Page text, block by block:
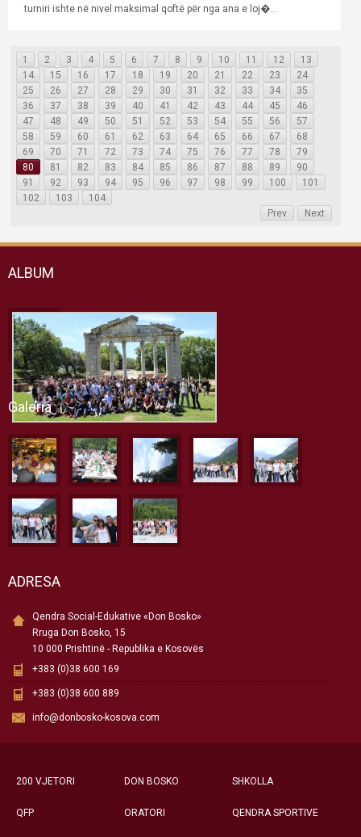
turniri ishte në nivel maksimal qoftë për nga ana e loj�...
1 2 3 4 5 6 7 8 9 10 11 12
13
14
15 16 17 18 19 20 21 22 23
24
25
26 27 28 29 30 31 32 33 34
35
36
37 38 39 40 41 42 43 44 45
46
47
48 49 50 51 52 53 54 55 56
57
58
59 60 61 62 63 64 65 66 67
68
69
70 71 72 73 74 75 76 77 78
79
80
81 82 83 84 85 86 87 88 89
90
91
92 93 94 95 96 97 98 99 100
101
102
103
104
Prev
Next
ALBUM
Galeria
ADRESA
Qendra Social-Edukative «Don Bosko»
Rruga Don Bosko, 15
10 000 Prishtinë - Republika e Kosovës
+383 (0)38 600 169
+383 (0)38 600 889
info@donbosko-kosova.com
200 VJETORI DON BOSKO SHKOLLA
QFP ORATORI QENDRA SPORTIVE